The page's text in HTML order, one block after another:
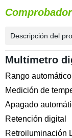
Descripción del
Multímetro
Rango automático
Medición de
Apagado
Retención digital
Retroiluminación